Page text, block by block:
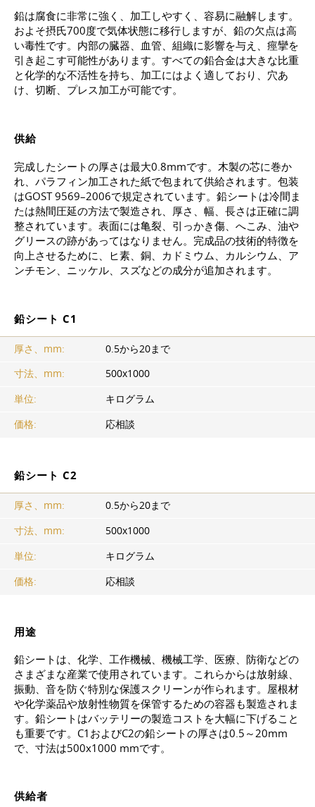
鉛は腐食に非常に強く、加工しやすく、容易に融解します。
およそ摂氏700度で気体状態に移行しますが、鉛の欠点は高
い毒性です。内部の臓器、血管、組織に影響を与え、痙攣を
引き起こす可能性があります。すべての鉛合金は大きな比重
と化学的な不活性を持ち、加工にはよく適しており、穴あ
け、切断、プレス加工が可能です。
供給
完成したシートの厚さは最大0.8mmです。木製の芯に巻か
れ、パラフィン加工された紙で包まれて供給されます。包装
はGOST 9569–2006で規定されています。鉛シートは冷間ま
たは熱間圧延の方法で製造され、厚さ、幅、長さは正確に調
整されています。表面には亀裂、引っかき傷、へこみ、油や
グリースの跡があってはなりません。完成品の技術的特徴を
向上させるために、ヒ素、銅、カドミウム、カルシウム、ア
ンチモン、ニッケル、スズなどの成分が追加されます。
鉛シート C1
厚さ、mm:
0.5から20まで
寸法、mm:
500x1000
単位:
キログラム
価格:
応相談
鉛シート C2
厚さ、mm:
0.5から20まで
寸法、mm:
500x1000
単位:
キログラム
価格:
応相談
用途
鉛シートは、化学、工作機械、機械工学、医療、防衛などの
さまざまな産業で使用されています。これらからは放射線、
振動、音を防ぐ特別な保護スクリーンが作られます。屋根材
や化学薬品や放射性物質を保管するための容器も製造されま
す。鉛シートはバッテリーの製造コストを大幅に下げること
も重要です。C1およびC2の鉛シートの厚さは0.5～20mm
で、寸法は500x1000 mmです。
供給者